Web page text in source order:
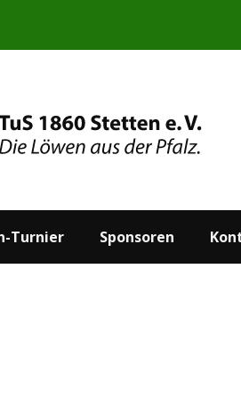
Turnier Sponsoren